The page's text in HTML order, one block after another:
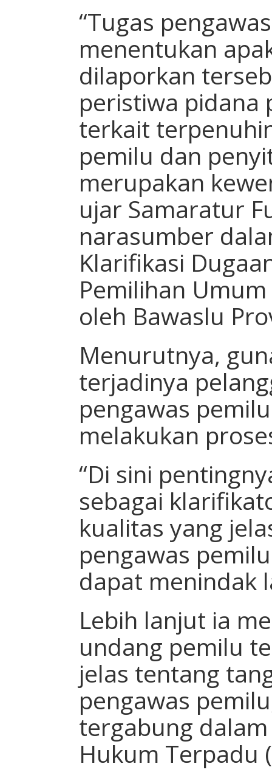
“Tugas
menentukan
dilaporkan
peristiwa pidana
terkait
pemilu dan
merupakan
ujar Samaratur
narasumber
Klarifikasi
Pemilihan
oleh Bawaslu
Menurutnya,
terjadinya
pengawas
melakukan
“Di sini
sebagai
kualitas yang
pengawas
dapat menindak
Lebih lanjut ia
undang pemilu
jelas tentang
pengawas
tergabung
Hukum Terpadu